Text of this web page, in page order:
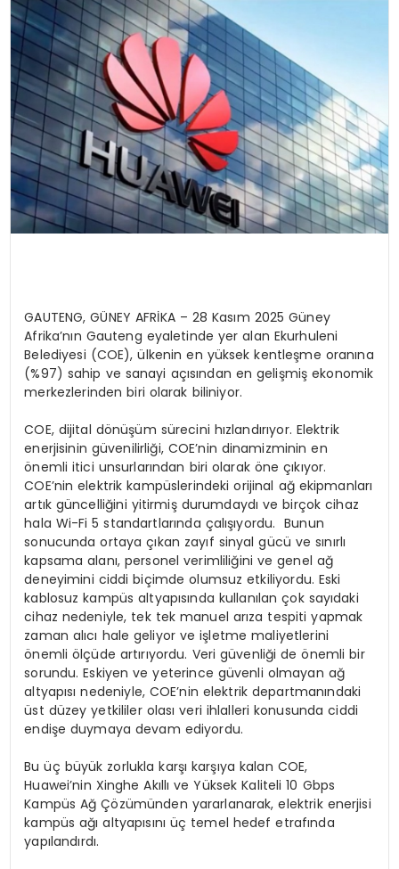
GAUTENG, GÜNEY AFRİKA – 28 Kasım 2025 Güney
Afrika’nın Gauteng eyaletinde yer alan Ekurhuleni
Belediyesi (COE), ülkenin en yüksek kentleşme oranına
(%97) sahip ve sanayi açısından en gelişmiş ekonomik
merkezlerinden biri olarak biliniyor.
COE, dijital dönüşüm sürecini hızlandırıyor. Elektrik
enerjisinin güvenilirliği, COE’nin dinamizminin en
önemli itici unsurlarından biri olarak öne çıkıyor.
COE’nin elektrik kampüslerindeki orijinal ağ ekipmanları
artık güncelliğini yitirmiş durumdaydı ve birçok cihaz
hala Wi-Fi 5 standartlarında çalışıyordu. Bunun
sonucunda ortaya çıkan zayıf sinyal gücü ve sınırlı
kapsama alanı, personel verimliliğini ve genel ağ
deneyimini ciddi biçimde olumsuz etkiliyordu. Eski
kablosuz kampüs altyapısında kullanılan çok sayıdaki
cihaz nedeniyle, tek tek manuel arıza tespiti yapmak
zaman alıcı hale geliyor ve işletme maliyetlerini
önemli ölçüde artırıyordu. Veri güvenliği de önemli bir
sorundu. Eskiyen ve yeterince güvenli olmayan ağ
altyapısı nedeniyle, COE’nin elektrik departmanındaki
üst düzey yetkililer olası veri ihlalleri konusunda ciddi
endişe duymaya devam ediyordu.
Bu üç büyük zorlukla karşı karşıya kalan COE,
Huawei’nin Xinghe Akıllı ve Yüksek Kaliteli 10 Gbps
Kampüs Ağ Çözümünden yararlanarak, elektrik enerjisi
kampüs ağı altyapısını üç temel hedef etrafında
yapılandırdı.